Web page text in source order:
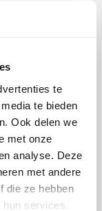
te
te bieden
Ook delen we
met onze
analyse. Deze
met andere
die ze hebben
services.
Bestel
Bavarois Mix
de Hoop)
Inclusief BTW